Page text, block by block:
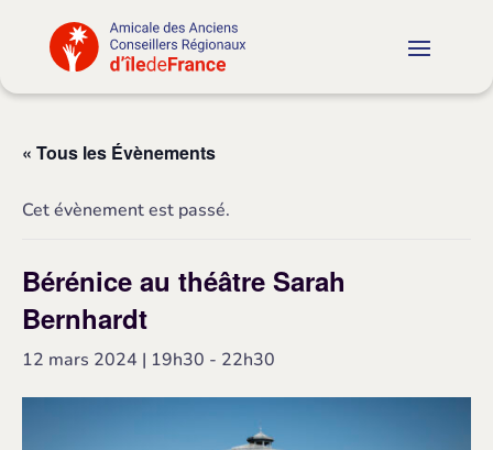
« Tous les Évènements
Cet évènement est passé.
Bérénice au théâtre Sarah
Bernhardt
12 mars 2024 | 19h30 - 22h30